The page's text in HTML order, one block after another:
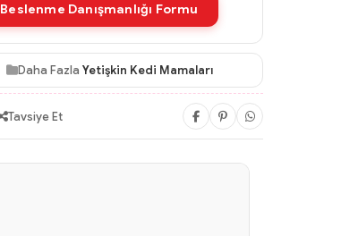
Beslenme Danışmanlığı Formu
Daha Fazla Yetişkin Kedi Mamaları
Tavsiye Et